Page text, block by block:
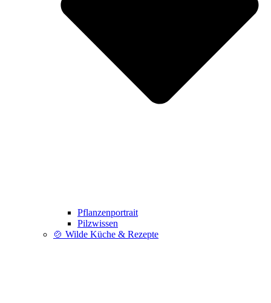
Pflanzenportrait
Pilzwissen
🍲 Wilde Küche & Rezepte